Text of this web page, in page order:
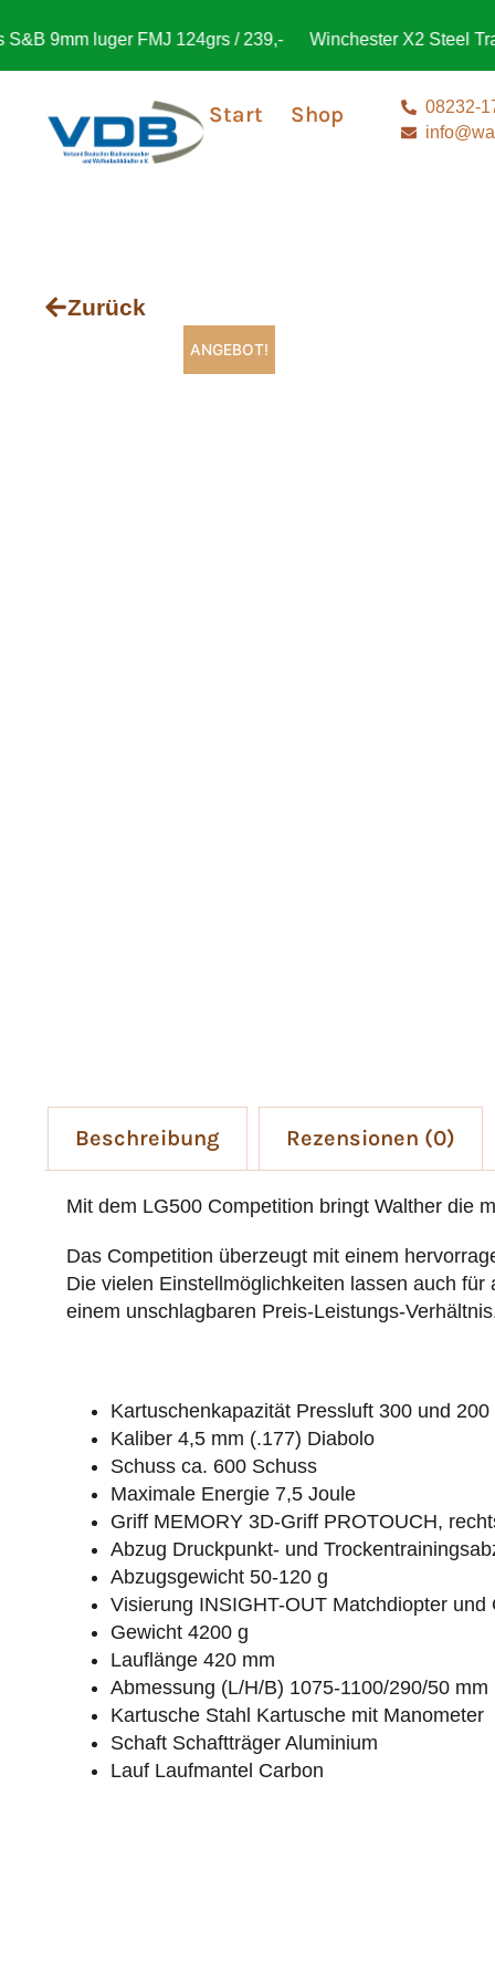
9mm luger FMJ 124grs / 239,- Winchester X2 Steel Trap
Start Shop
08232-
Zurück
ANGEBOT!
Beschreibung Rezensionen (0)
Mit dem LG500 Competition bringt Walther die
Das Competition überzeugt mit einem
Die vielen Einstellmöglichkeiten lassen auch
einem unschlagbaren Preis-Leistungs-
Kartuschenkapazität Pressluft 300 und 200
Kaliber 4,5 mm (.177) Diabolo
Schuss ca. 600 Schuss
Maximale Energie 7,5 Joule
Griff MEMORY 3D-Griff PROTOUCH,
Abzug Druckpunkt- und
Abzugsgewicht 50-120 g
Visierung INSIGHT-OUT Matchdiopter und
Gewicht 4200 g
Lauflänge 420 mm
Abmessung (L/H/B) 1075-1100/290/50 mm
Kartusche Stahl Kartusche mit Manometer
Schaft Schaftträger Aluminium
Lauf Laufmantel Carbon